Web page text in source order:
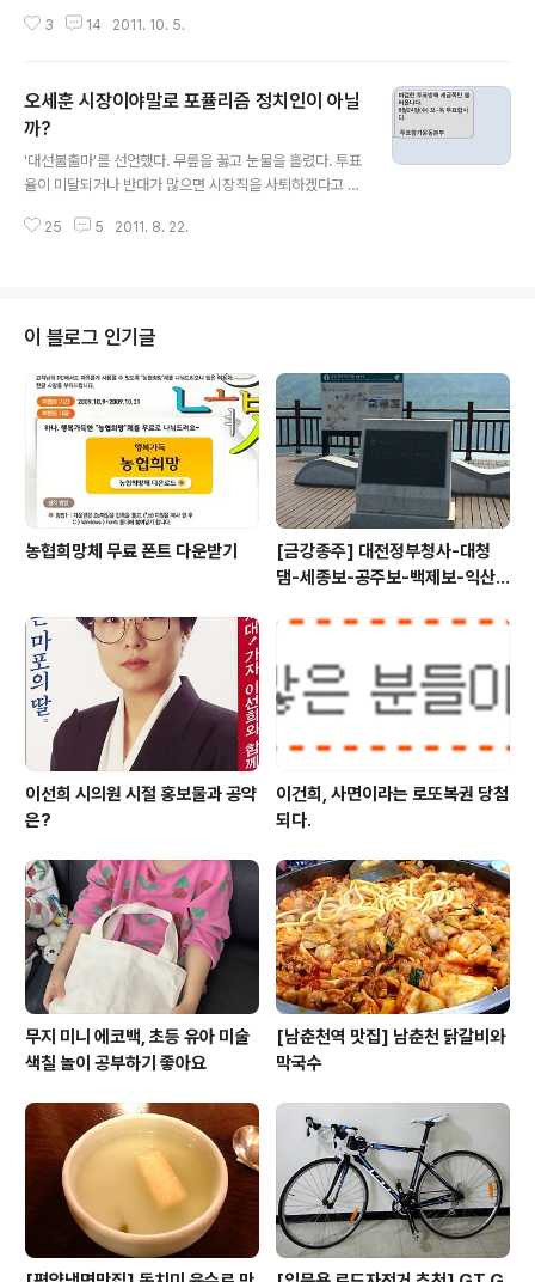
가였던 박원순 후보가 차지했습니다. 개인적으로 정치를
생각이 듭니다만 기존 정치에 실망한 유권자 특히 젊은층
에서 지지하는 박원순 후보가 민주당을 무릎꿇게 했다는
것은 큰 사시점을 준다고 생각합니다. 한나라당에서도 시
민운동가에게 후보 자리를 내줄뻔했습니다. 하지만 이미
나경원이라는 후보가 큰 지지율을 얻고 있었고 뒤늦게 출
마하려한 이석연 후보는 대중적 인지도가 낮았기 때문에
3 14 2011. 10. 5.
오세훈 시장이야말로 포퓰리즘 정치인이 아닐
까?
'대선불출마'를 선언했다. 무릎을 꿇고 눈물을 흘렸다. 투표
율이 미달되거나 반대가 많으면 시장직을 사퇴하겠다고 했
벌인 일이다. 그는 이른바 '복지포퓰리즘'을 망국의 지름길
다. 투표문안을 보면 아래와 같다. 1) 소득하위 50%를 대
상으로 2014년까지 단계적으로 무상급식을 실시하는 안
2) 소득구분 없이 모든 학생을 대상으로 초등학생(2011
년), 중등학생(2012년)에서 전면적으로 무상급식을 실시
하는 안 이 둘중에 하나를 고르라는 것이다. 과연 이 둘중에
하나 고르라고 수백억을 들여서 ..
25 5 2011. 8. 22.
이 블로그 인기글
농협희망체 무료 폰트 다운받기
[금강종주] 대전정부청사-대청
댐-세종보-공주보-백제보-익산
이선희 시의원 시절 홍보물과 공약
은?
이건희, 사면이라는 로또복권 당첨
되다.
무지 미니 에코백, 초등 유아 미술
색칠 놀이 공부하기 좋아요
[남춘천역 맛집] 남춘천 닭갈비와
막국수